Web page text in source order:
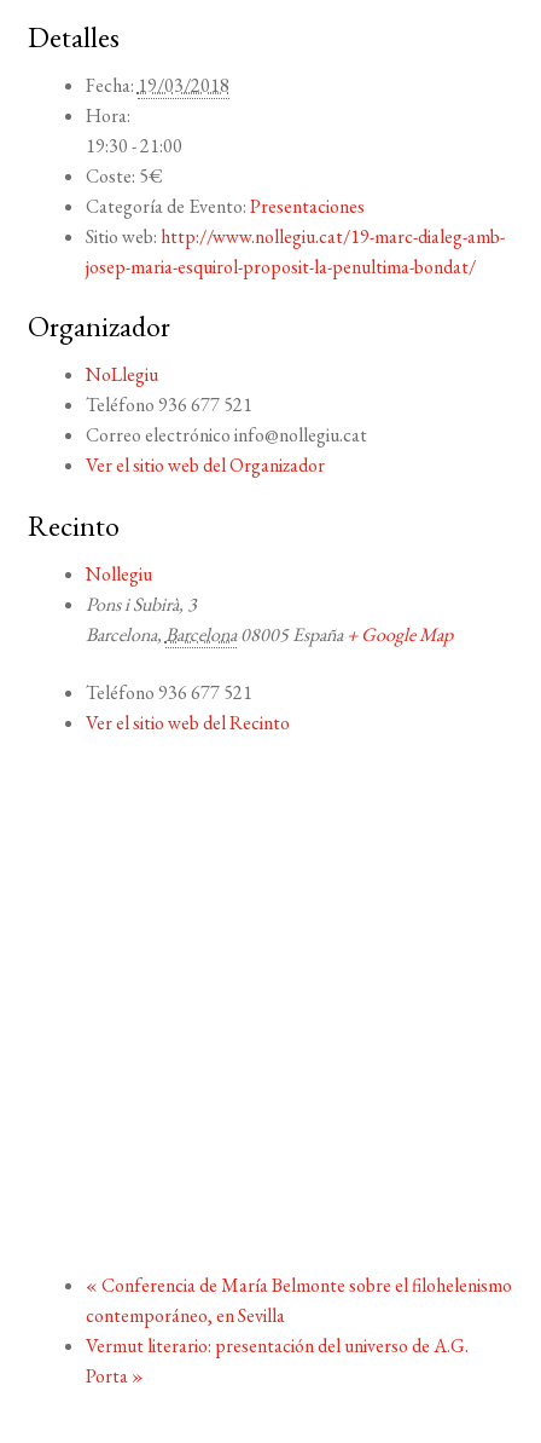
Detalles
Fecha: 19/03/2018
Hora:
19:30 - 21:00
Coste: 5€
Categoría de Evento:Presentaciones
Sitio web: http://www.nollegiu.cat/19-marc-dialeg-amb-
josep-maria-esquirol-proposit-la-penultima-bondat/
Organizador
NoLlegiu
Teléfono 936 677 521
Correo electrónicoinfo@nollegiu.cat
Ver el sitio web del Organizador
Recinto
Nollegiu
Pons i Subirà, 3
Barcelona,Barcelona 08005 España + Google Map
Teléfono 936 677 521
Ver el sitio web del Recinto
«Conferencia de María Belmonte sobre el filohelenismo
contemporáneo, en Sevilla
Vermut literario: presentación del universo de A.G.
Porta»